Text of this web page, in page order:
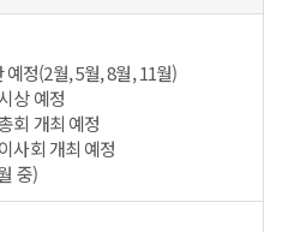
정(2월, 5월, 8월, 11월)
상 예정
회 개최 예정
사회 개최 예정
중)